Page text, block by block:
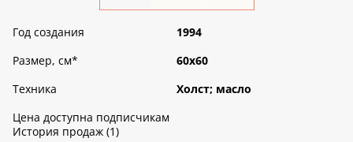
Год создания
1994
Размер, см*
60х60
Техника
Холст; масло
Цена доступна подписчикам
История продаж (1)